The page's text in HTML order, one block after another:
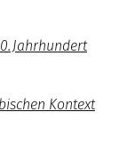
Jahrhundert
Kontext